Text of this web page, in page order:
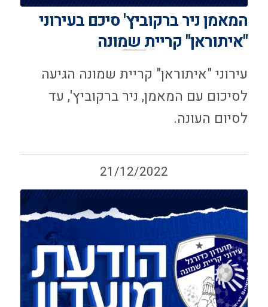
המאמן ניר ברקוביץ' סיכם בעירוני
"איתוראן" קריית שמונה
עירוני "איתוראן" קריית שמונה הגיעה
לסיכום עם המאמן, ניר ברקוביץ', עד
לסיום העונה.
21/12/2022